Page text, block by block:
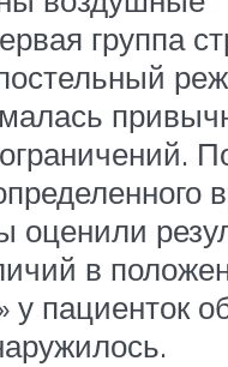
группа
оценили
в
у пациенток